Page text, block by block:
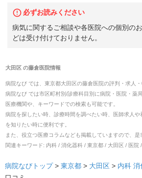
必ずお読みください
病気に関するご相談や各医院への個別の
どは受け付けておりません。
大田区の藤倉医院情報
病院なび では、 東京都大田区の藤倉医院の評判・求人
病院なび では市区町村別/診療科目別に病院・医院・薬
医療機関や、キーワードでの検索も可能です。
病院を探したい時、診療時間を調べたい時、医師求人
を知りたい時に便利です。
また、役立つ医療コラムなども掲載していますので、是
関連キーワード: 内科 / 消化器科 / 東京都 / 大田区 / 医院
病院なびトップ > 東京都 > 大田区 > 内科 消